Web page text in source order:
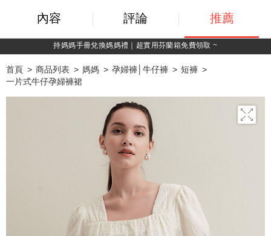
綁定LINE好友，500購物金立即折！
首頁 商品列表 媽媽 孕婦褲│牛仔褲
短褲
一片式牛仔孕婦褲裙
內容 評論 推薦